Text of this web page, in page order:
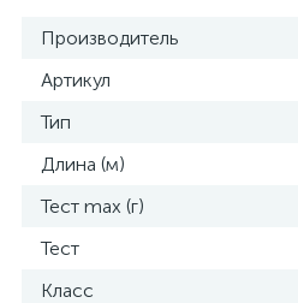
Производитель
Артикул
Тип
Длина (м)
Тест max (г)
Тест
Класс